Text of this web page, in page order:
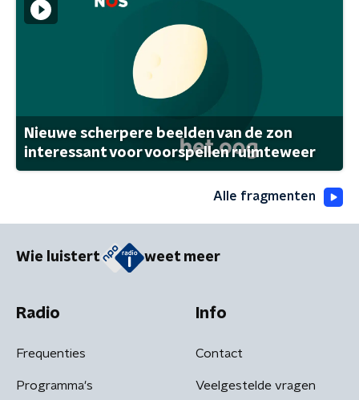
Nieuwe scherpere beelden van de zon
interessant voor voorspellen ruimteweer
Alle fragmenten
Wie luistert weet meer
Radio
Frequenties
Programma's
Info
Contact
Veelgestelde vragen